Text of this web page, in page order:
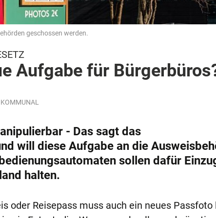
geschossen werden.
Aufgabe für
- Das sagt das
will diese Aufgabe an die
sollen dafür
halten.
oder Reisepass muss auch ein neues Passfoto